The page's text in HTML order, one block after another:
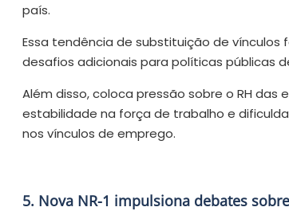
país.
Essa tendência de substituição de
desafios adicionais para políticas públicas
Além disso, coloca pressão sobre o RH
estabilidade na força de trabalho e
nos vínculos de emprego.
5. Nova NR-1 impulsiona debates